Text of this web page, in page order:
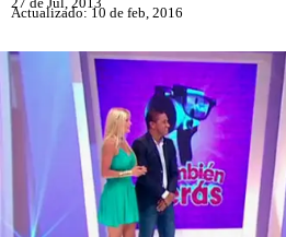
Actualizado: 10 de feb, 2016